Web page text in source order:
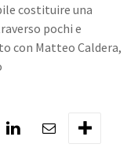
costituire una
pochi e
con Matteo Caldera,